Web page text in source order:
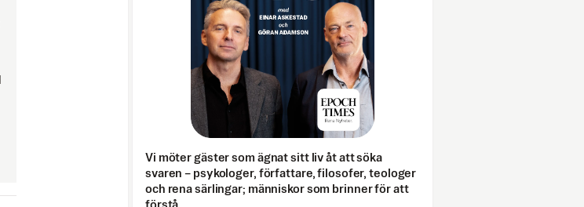
Vi möter gäster som ägnat sitt liv åt att söka
svaren – psykologer, författare, filosofer, teologer
och rena särlingar; människor som brinner för att